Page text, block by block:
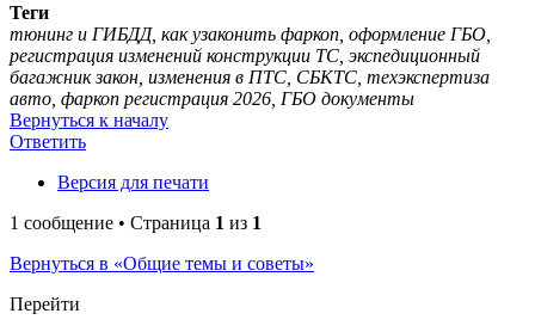
Теги
тюнинг и ГИБДД, как узаконить фаркоп, оформление ГБО,
регистрация изменений конструкции ТС, экспедиционный
багажник закон, изменения в ПТС, СБКТС, техэкспертиза
авто, фаркоп регистрация 2026, ГБО документы
Вернуться к началу
Ответить
Версия для печати
1 сообщение • Страница 1 из 1
Вернуться в «Общие темы и советы»
Перейти